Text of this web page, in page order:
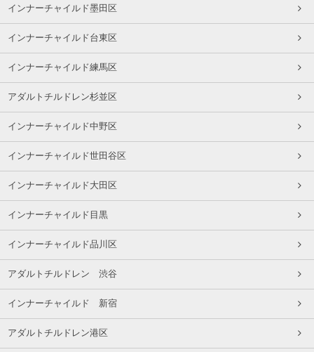
インナーチャイルド墨田区
インナーチャイルド台東区
インナーチャイルド練馬区
アダルトチルドレン杉並区
インナーチャイルド中野区
インナーチャイルド世田谷区
インナーチャイルド大田区
インナーチャイルド目黒
インナーチャイルド品川区
アダルトチルドレン 渋谷
インナーチャイルド 新宿
アダルトチルドレン港区